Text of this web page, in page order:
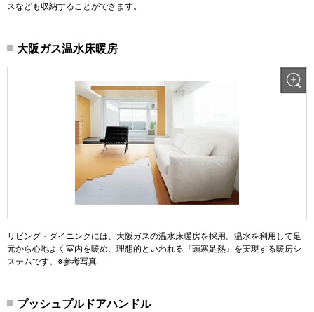
スなども収納することができます。
大阪ガス温水床暖房
リビング・ダイニングには、大阪ガスの温水床暖房を採用。温水を利用して足
元から心地よく室内を暖め、理想的といわれる『頭寒足熱』を実現する暖房シ
ステムです。※参考写真
プッシュプルドアハンドル